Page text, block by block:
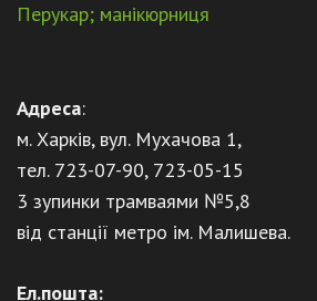
Перукар; манікюрниця
Адреса:
м. Харків, вул. Мухачова 1,
тел. 723-07-90, 723-05-15
3 зупинки трамваями №5,8
від станції метро ім. Малишева.
Ел.пошта: